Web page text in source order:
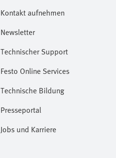
Kontakt aufnehmen
Newsletter
Technischer Support
Festo Online Services
Technische Bildung
Presseportal
Jobs und Karriere